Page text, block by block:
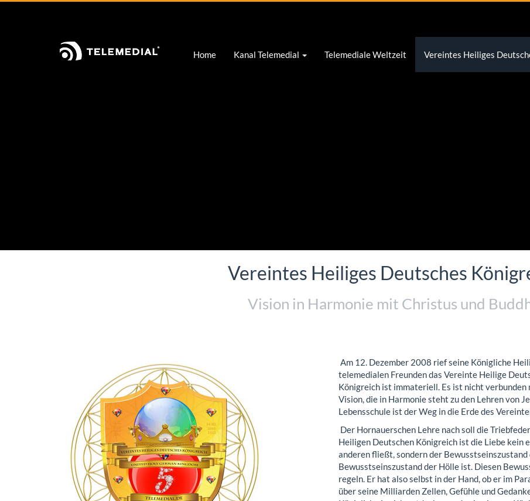
Home Kanal Telemedial Telemediale Weltzeit Vereintes Heiliges
Vereintes Heiliges Deutsches
Vision in Harmonie mit Christus und
Am 12. Dezember 2008 rief seine Königliche
telemedialen Freunden das Vereinte Heilige
Königreich ist immateriell. Es ist nicht
Vision, die in Harmonie steht zu den Lehren von
Lebensschule ist der Weg in die Erde des
Der Hornauerschen Lehre nach soll die
Heiligen Deutschen Königreich ist die Liebe kein
anderen fließt, sondern der Bewusstseinszustand
Bewusstseinszustand der Hölle ist. Diesen
regeln. Er hat also selbst in der Hand, ob er im
über seine Milliarden Zellen, Gefühle und